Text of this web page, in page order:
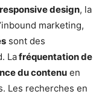
responsive design, la
marketing,
sont des
Lafréquentation de
du contenu en
Les recherches en